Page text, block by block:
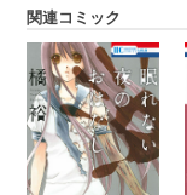
関連コミック